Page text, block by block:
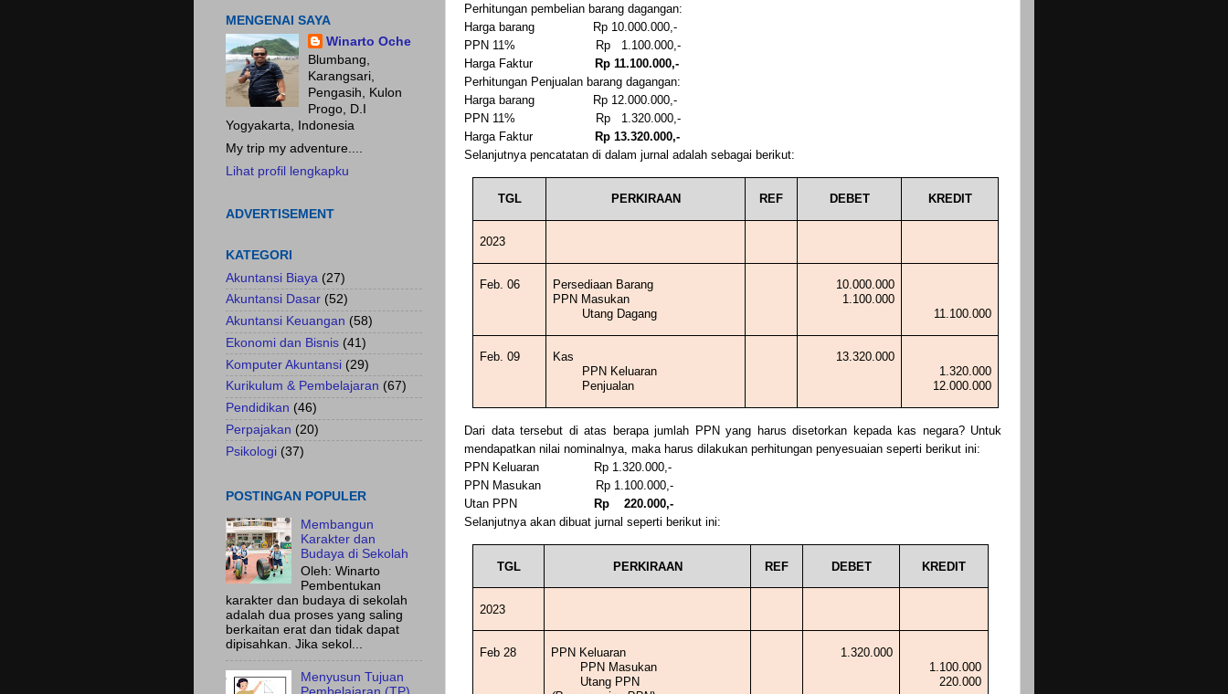
Perhitungan pembelian barang dagangan:
Harga barang
Rp 10.000.000,-
PPN 11%
Rp
1.100.000,-
Harga Faktur
Rp 11.100.000,-
Perhitungan Penjualan barang dagangan:
Harga barang
Rp 12.000.000,-
PPN 11%
Rp
1.320.000,-
Harga Faktur
Rp 13.320.000,-
Selanjutnya pencatatan di dalam jurnal adalah sebagai berikut:
TGL PERKIRAAN REF DEBET KREDIT
2023
Feb. 06
Persediaan Barang
PPN Masukan
Utang Dagang
10.000.000
1.100.000
11.100.000
Feb. 09
Kas
PPN Keluaran
Penjualan
13.320.000
1.320.000
12.000.000
Dari data tersebut di atas berapa jumlah PPN yang harus disetorkan kepada kas negara? Untuk
mendapatkan nilai nominalnya, maka harus dilakukan perhitungan penyesuaian seperti berikut ini:
PPN Keluaran
Rp 1.320.000,-
PPN Masukan
Rp 1.100.000,-
Utan PPN
Rp
220.000,-
Selanjutnya akan dibuat jurnal seperti berikut ini:
TGL PERKIRAAN REF DEBET KREDIT
2023
Feb 28
PPN Keluaran
PPN Masukan
Utang PPN
1.320.000
1.100.000
220.000
MENGENAI SAYA
Winarto Oche
Blumbang,
Karangsari,
Pengasih, Kulon
Progo, D.I
Yogyakarta, Indonesia
My trip my adventure....
Lihat profil lengkapku
ADVERTISEMENT
KATEGORI
Akuntansi Biaya (27)
Akuntansi Dasar (52)
Akuntansi Keuangan (58)
Ekonomi dan Bisnis (41)
Komputer Akuntansi (29)
Kurikulum & Pembelajaran (67)
Pendidikan (46)
Perpajakan (20)
Psikologi (37)
POSTINGAN POPULER
Membangun
Karakter dan
Budaya di Sekolah
Oleh: Winarto
Pembentukan
karakter dan budaya di sekolah
adalah dua proses yang saling
berkaitan erat dan tidak dapat
dipisahkan. Jika sekol...
Menyusun Tujuan